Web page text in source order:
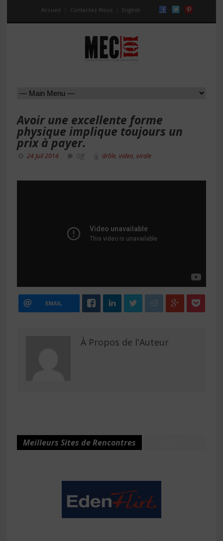
Accueil Contactez-Nous English
Avoir une excellente forme
physique implique toujours un
prix à payer.
24 Juil 2014 Off drôle video virale
EMAIL
À Propos de l'Auteur
Meilleurs Sites de Rencontres